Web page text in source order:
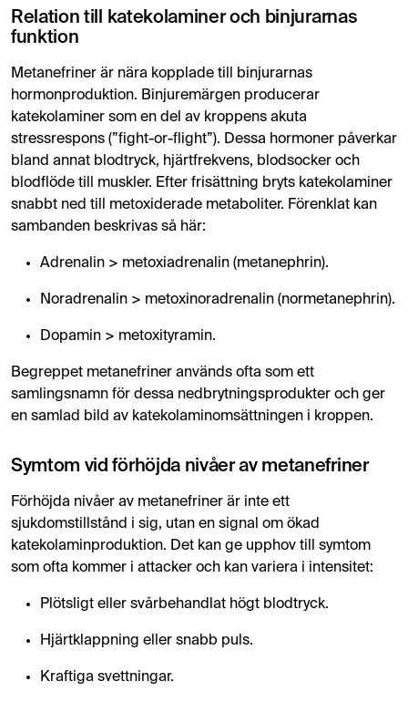
Relation till katekolaminer och binjurarnas
funktion
Metanefriner är nära kopplade till binjurarnas
hormonproduktion. Binjuremärgen producerar
katekolaminer som en del av kroppens akuta
stressrespons (”fight-or-flight”). Dessa hormoner påverkar
bland annat blodtryck, hjärtfrekvens, blodsocker och
blodflöde till muskler. Efter frisättning bryts katekolaminer
snabbt ned till metoxiderade metaboliter. Förenklat kan
sambanden beskrivas så här:
Adrenalin > metoxiadrenalin (metanephrin).
Noradrenalin > metoxinoradrenalin (normetanephrin).
Dopamin > metoxityramin.
Begreppet metanefriner används ofta som ett
samlingsnamn för dessa nedbrytningsprodukter och ger
en samlad bild av katekolaminomsättningen i kroppen.
Symtom vid förhöjda nivåer av metanefriner
Förhöjda nivåer av metanefriner är inte ett
sjukdomstillstånd i sig, utan en signal om ökad
katekolaminproduktion. Det kan ge upphov till symtom
som ofta kommer i attacker och kan variera i intensitet:
Plötsligt eller svårbehandlat högt blodtryck.
Hjärtklappning eller snabb puls.
Kraftiga svettningar.